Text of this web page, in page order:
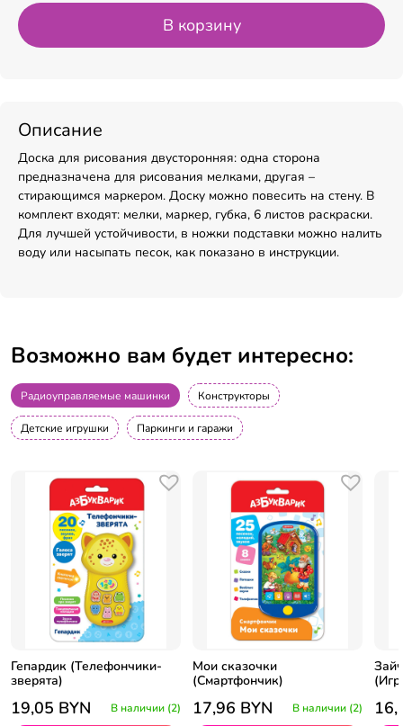
В корзину
Описание
Доска для рисования двусторонняя: одна сторона
предназначена для рисования мелками, другая –
стирающимся маркером. Доску можно повесить на стену. В
комплект входят: мелки, маркер, губка, 6 листов раскраски.
Для лучшей устойчивости, в ножки подставки можно налить
воду или насыпать песок, как показано в инструкции.
Возможно вам будет интересно:
Радиоуправляемые машинки Конструкторы
Детские игрушки Паркинги и гаражи
Гепардик (Телефончики-
зверята)
19,05 BYN В наличии (2)
Мои сказочки
(Смартфончик)
17,96 BYN В наличии (2)